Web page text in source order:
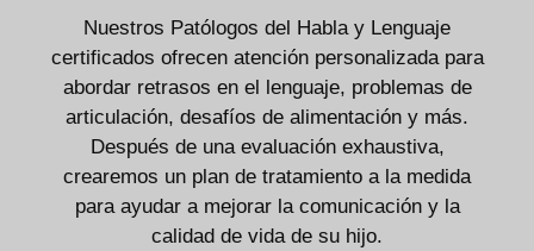
Nuestros Patólogos del Habla y Lenguaje
certificados ofrecen atención personalizada para
abordar retrasos en el lenguaje, problemas de
articulación, desafíos de alimentación y más.
Después de una evaluación exhaustiva,
crearemos un plan de tratamiento a la medida
para ayudar a mejorar la comunicación y la
calidad de vida de su hijo.